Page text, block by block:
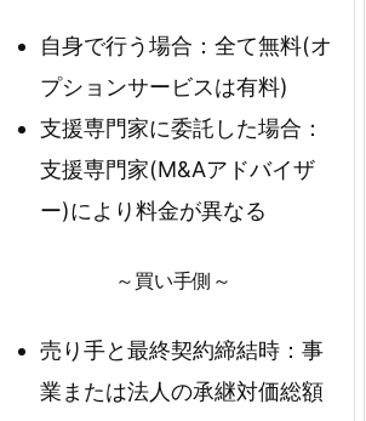
自身で行う場合：全て無料(オ
プションサービスは有料)
支援専門家に委託した場合：
支援専門家(M&Aアドバイザ
ー)により料金が異なる
～買い手側～
売り手と最終契約締結時：事
業または法人の承継対価総額